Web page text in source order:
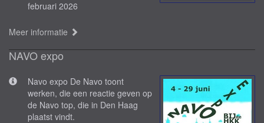
februari 2026
Meer informatie
NAVO expo
Navo expo De Navo toont
werken, die een reactie geven op
de Navo top, die in Den Haag
plaatst vindt.